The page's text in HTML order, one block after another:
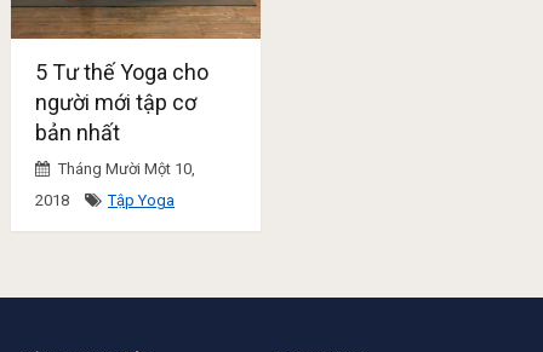
5 Tư thế Yoga cho
người mới tập cơ
bản nhất
Tháng Mười Một 10,
2018
Tập Yoga